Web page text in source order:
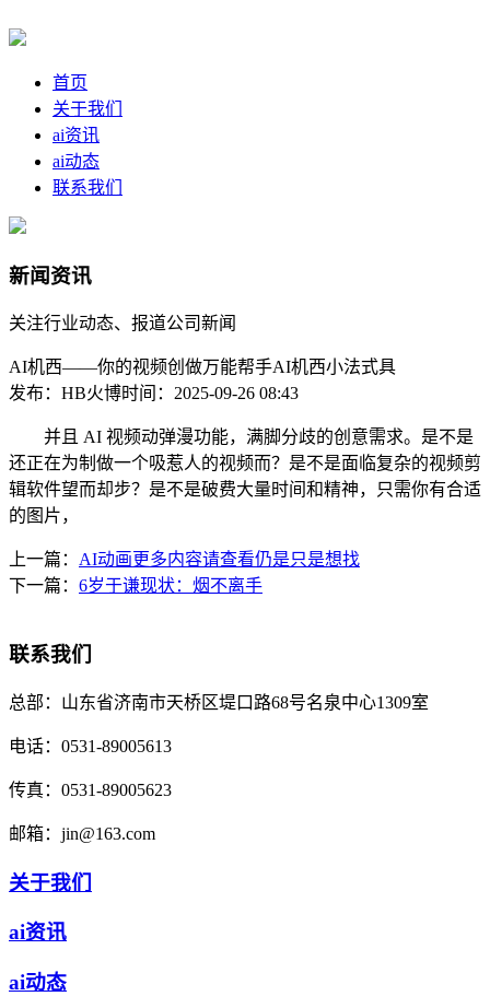
首页
关于我们
ai资讯
ai动态
联系我们
新闻资讯
关注行业动态、报道公司新闻
AI机西——你的视频创做万能帮手AI机西小法式具
发布：HB火博时间：2025-09-26 08:43
并且 AI 视频动弹漫功能，满脚分歧的创意需求。是不是
还正在为制做一个吸惹人的视频而？是不是面临复杂的视频剪
辑软件望而却步？是不是破费大量时间和精神，只需你有合适
的图片，
上一篇： AI动画更多内容请查看仍是只是想找
下一篇： 6岁于谦现状：烟不离手
联系我们
总部： 山东省济南市天桥区堤口路68号名泉中心1309室
电话： 0531-89005613
传真： 0531-89005623
邮箱： jin@163.com
关于我们
ai资讯
ai动态